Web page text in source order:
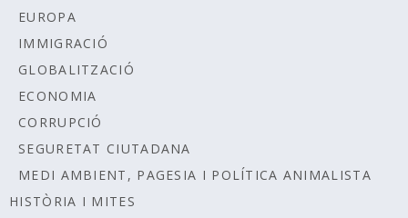
EUROPA
IMMIGRACIÓ
GLOBALITZACIÓ
ECONOMIA
CORRUPCIÓ
SEGURETAT CIUTADANA
MEDI AMBIENT, PAGESIA I POLÍTICA ANIMALISTA
HISTÒRIA I MITES